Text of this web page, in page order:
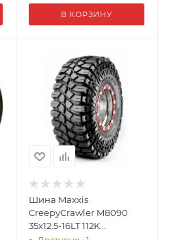
В КОРЗИНУ
Шина Maxxis
CreepyCrawler M8090
35х12.5-16LT 112K